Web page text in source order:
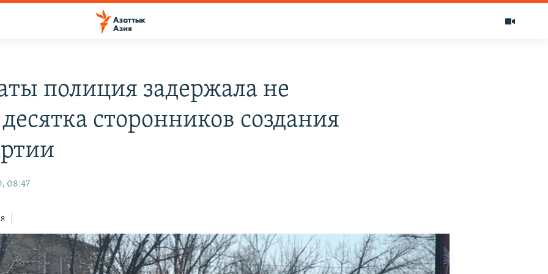
полиция задержала не
сторонников создания
08:47